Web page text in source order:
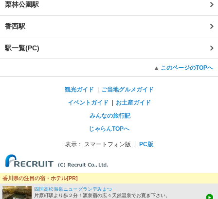
栗林公園駅
香西駅
駅一覧(PC)
このページのTOPへ
観光ガイド
ご当地グルメガイド
イベントガイド
お土産ガイド
みんなの旅行記
じゃらんTOPへ
表示： スマートフォン版 PC版
香川県の注目の宿・ホテル[PR]
四国高松温泉ニューグランデみまつ
片原町駅より歩２分！源泉宿の広々天然温泉でお寛ぎ下さい。